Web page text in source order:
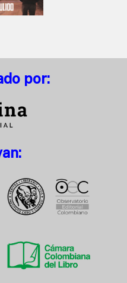
por: